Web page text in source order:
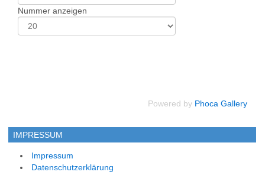
Nummer anzeigen
Powered by Phoca Gallery
IMPRESSUM
Impressum
Datenschutzerklärung